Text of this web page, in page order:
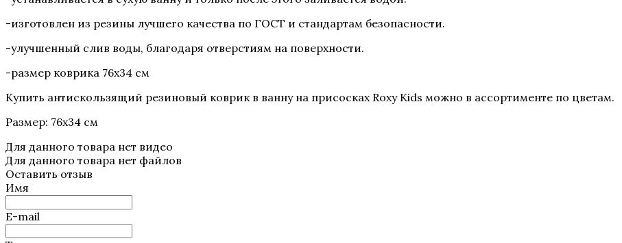
-изготовлен из резины лучшего качества по ГОСТ и стандартам безопасности.
-улучшенный слив воды, благодаря отверстиям на поверхности.
-размер коврика 76х34 см
Купить антискользящий резиновый коврик в ванну на присосках Roxy Kids можно в ассортименте по цветам.
Размер: 76х34 см
Для данного товара нет видео
Для данного товара нет файлов
Оставить отзыв
Имя
E-mail